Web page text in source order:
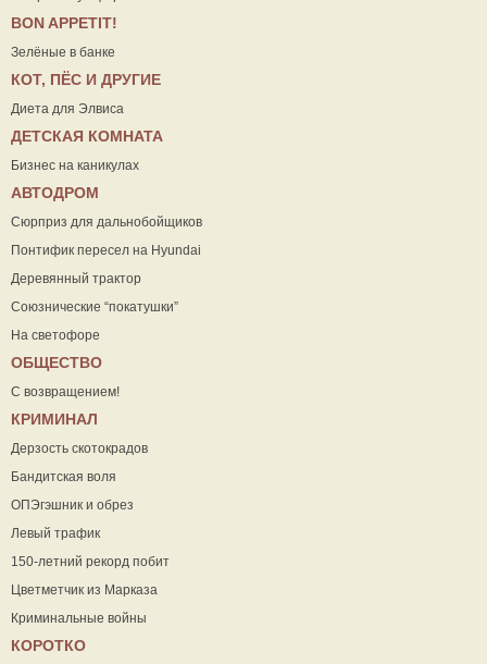
ВON APPETIT!
Зелёные в банке
КОТ, ПЁС И ДРУГИЕ
Диета для Элвиса
ДЕТСКАЯ КОМНАТА
Бизнес на каникулах
АВТОДРОМ
Сюрприз для дальнобойщиков
Понтифик пересел на Hyundai
Деревянный трактор
Союзнические “покатушки”
На светофоре
ОБЩЕСТВО
С возвращением!
КРИМИНАЛ
Дерзость скотокрадов
Бандитская воля
ОПЭгэшник и обрез
Левый трафик
150-летний рекорд побит
Цветметчик из Марказа
Криминальные войны
КОРОТКО